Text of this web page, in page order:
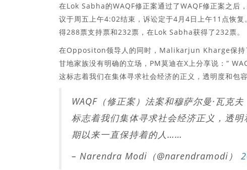
在Lok Sabha的WAQF修正案通过了WAQF修正案之
议于周五上午4:02结束，诉讼定于4月4日上午11点恢
得288票支持票和232票，在Lok Sabha获得了232票。
在Oppositon领导人的同时，Malikarjun Kharge保持
甘地家族没有明确的立场，PM莫迪在X上分享说：“
这标志着我们在集体寻求社会经济的正义，透明度和包
WAQF（修正案）法案和穆萨尔曼·瓦克
标志着我们集体寻求社会经济正义，透
期以来一直保持着的人……
– Narendra Modi（@narendramodi）